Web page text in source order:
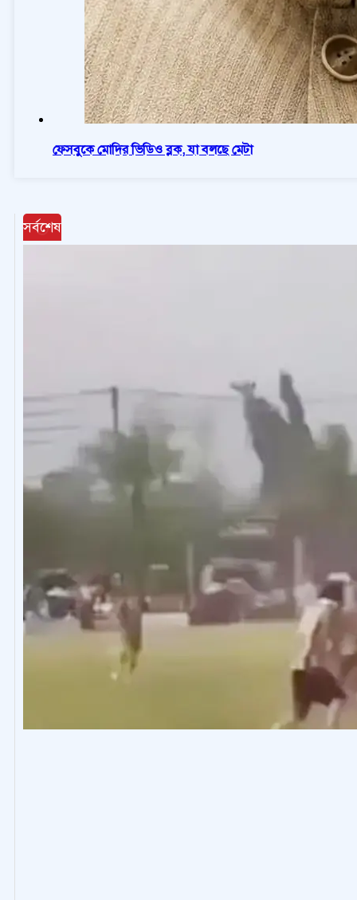
ফেসবুকে মোদির ভিডিও ব্লক, যা বলছে মেটা
সর্বশেষ